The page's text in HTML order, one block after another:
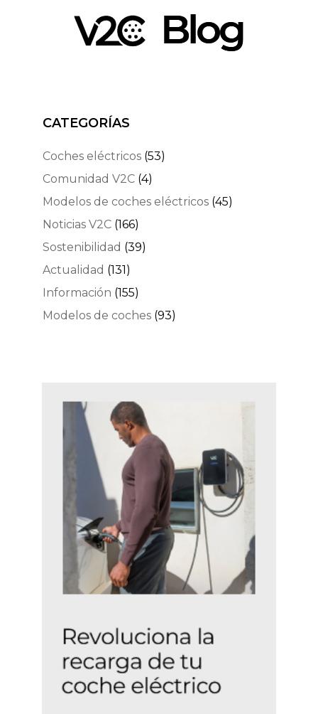
CATEGORÍAS
Coches eléctricos (53)
Comunidad V2C (4)
Modelos de coches eléctricos (45)
Noticias V2C (166)
Sostenibilidad (39)
Actualidad (131)
Información (155)
Modelos de coches (93)